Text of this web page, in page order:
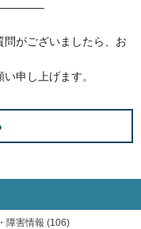
がございましたら、お
申し上げます。
障害情報 (106)